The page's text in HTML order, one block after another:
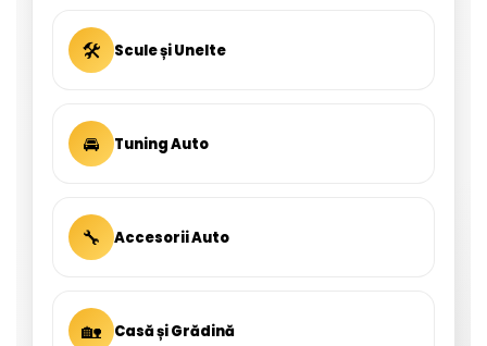
🛠 Scule și Unelte
🚘 Tuning Auto
🔧 Accesorii Auto
🏡 Casă și Grădină